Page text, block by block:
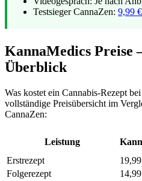
Testsieger CannaZen:9,99
KannaMedics Preise
Überblick
Was kostet ein Cannabis-Rezept
vollständige Preisübersicht im
CannaZen:
Leistung
Erstrezept
Folgerezept